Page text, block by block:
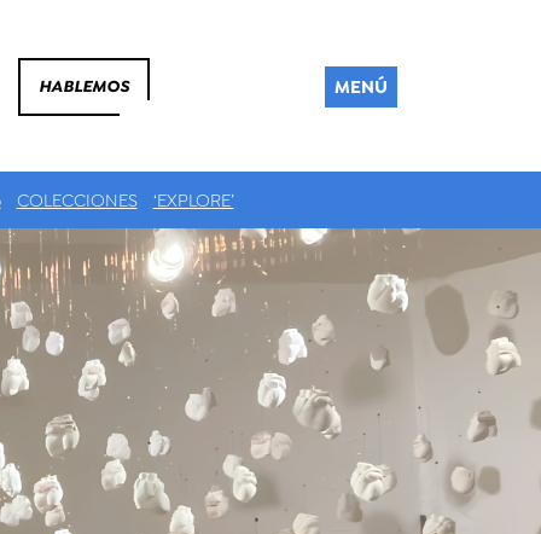
HABLEMOS MENÚ
COLECCIONES ‘EXPLORE’